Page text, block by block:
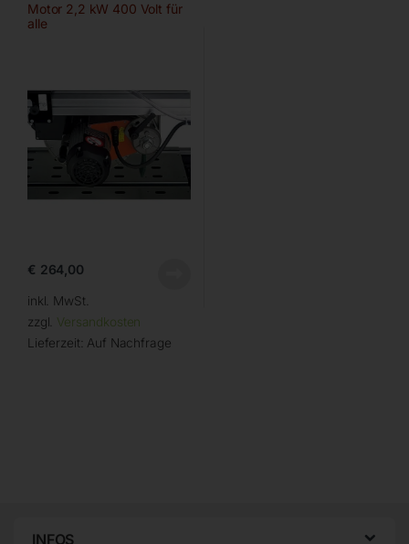
Motor 2,2 kW 400 Volt für
alle
€ 264,00
inkl. MwSt.
zzgl. Versandkosten
Lieferzeit: Auf Nachfrage
INFOS